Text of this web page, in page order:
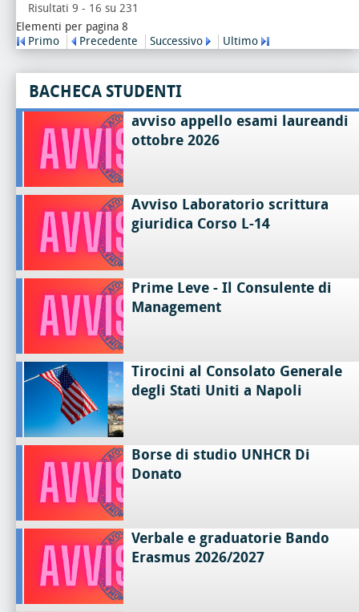
Risultati 9 - 16 su 231
Elementi per pagina 8
Primo
Precedente Successivo Ultimo
BACHECA STUDENTI
avviso appello esami laureandi
ottobre 2026
Avviso Laboratorio scrittura
giuridica Corso L-14
Prime Leve - Il Consulente di
Management
Tirocini al Consolato Generale
degli Stati Uniti a Napoli
Borse di studio UNHCR Di
Donato
Verbale e graduatorie Bando
Erasmus 2026/2027